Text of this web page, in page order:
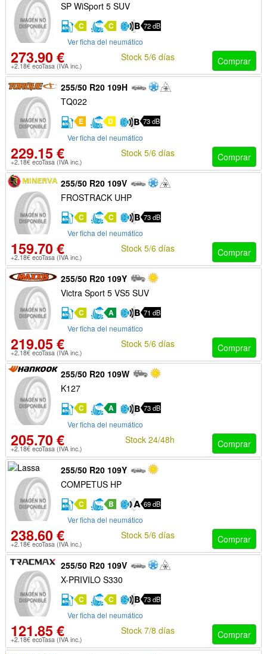
SP WiSport 5 SUV
C C 72 dB
Ver ficha del neumático
273.90 €
+2.18€ ecoTasa (IVA inc.) Comprar
Stock 5/6 días
255/50 R20 109H
TQ022
E D 73 dB
Ver ficha del neumático
229.15 €
+2.18€ ecoTasa (IVA inc.) Comprar
Stock 5/6 días
255/50 R20 109V
FROSTRACK UHP
C C 73 dB
Ver ficha del neumático
159.70 €
+2.18€ ecoTasa (IVA inc.) Comprar
Stock 5/6 días
255/50 R20 109Y
Victra Sport 5 VS5 SUV
C A 71 dB
Ver ficha del neumático
219.05 €
+2.18€ ecoTasa (IVA inc.) Comprar
Stock 5/6 días
255/50 R20 109W
K127
C A 73 dB
Ver ficha del neumático
205.70 €
+2.18€ ecoTasa (IVA inc.) Comprar
Stock 24/48h
255/50 R20 109Y
COMPETUS HP
C B 69 dB
Ver ficha del neumático
238.60 €
+2.18€ ecoTasa (IVA inc.) Comprar
Stock 5/6 días
255/50 R20 109V
X-PRIVILO S330
C C 73 dB
Ver ficha del neumático
121.85 €
+2.18€ ecoTasa (IVA inc.) Comprar
Stock 7/8 días